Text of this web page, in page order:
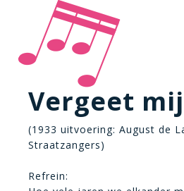
Vergeet
(1933 uitvoering: August de
Straatzangers)
Refrein: